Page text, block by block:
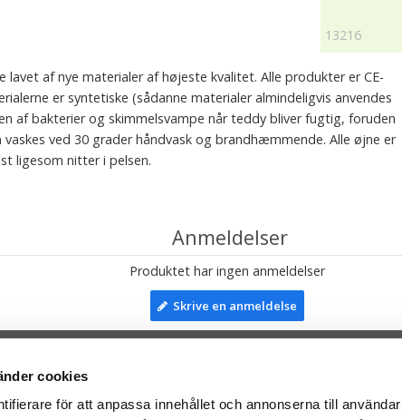
cookies
för att anpassa innehållet och annonserna till
13216
lavet af nye materialer af højeste kvalitet. Alle produkter er CE-
er syntetiske (sådanne materialer almindeligvis anvendes
af bakterier og skimmelsvampe når teddy bliver fugtig, foruden
ved 30 grader håndvask og brandhæmmende. Alle øjne er
ligesom nitter i pelsen.
Anmeldelser
Produktet har ingen anmeldelser
Skrive en anmeldelse